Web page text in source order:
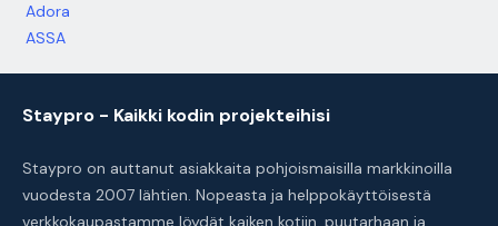
Adora
ASSA
Staypro - Kaikki kodin projekteihisi
Staypro on auttanut asiakkaita pohjoismaisilla markkinoilla
vuodesta 2007 lähtien. Nopeasta ja helppokäyttöisestä
verkkokaupastamme löydät kaiken kotiin, puutarhaan ja